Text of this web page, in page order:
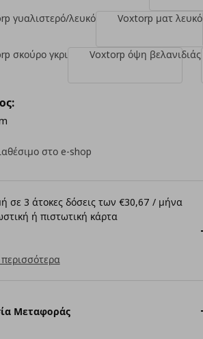
γυαλιστερό/λευκό Voxtorp ματ λευκό
σκούρο γκρι Voxtorp όψη βελανιδιάς
στο e-shop
σε 3 άτοκες δόσεις των €30,67 / μήνα
ή πιστωτική κάρτα
Μεταφοράς